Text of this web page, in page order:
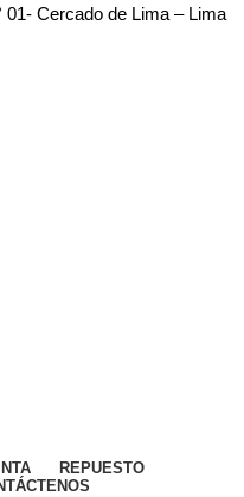
01- Cercado de Lima – Lima
REPUESTO